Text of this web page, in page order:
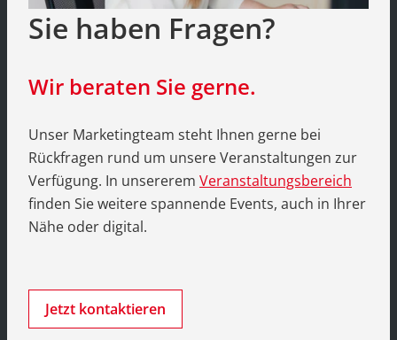
Sie haben Fragen?
Wir beraten Sie gerne.
Unser Marketingteam steht Ihnen gerne bei
Rückfragen rund um unsere Veranstaltungen zur
Verfügung. In unsererem Veranstaltungsbereich
finden Sie weitere spannende Events, auch in Ihrer
Nähe oder digital.
Jetzt kontaktieren